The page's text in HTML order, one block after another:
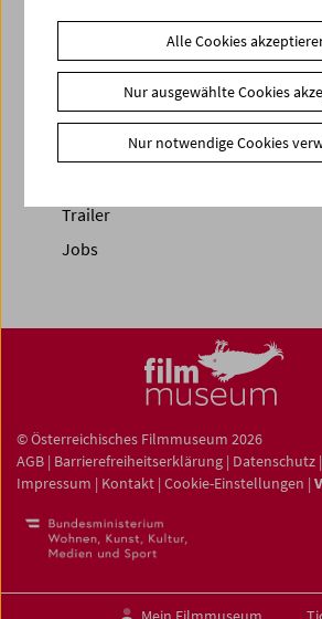
News Archiv
Newsletter
Fotos unserer Gäste
Trailer
Jobs
© Österreichisches Filmmuseum 2026
AGB | Barrierefreiheitserklärung | Datenschutz |
Impressum | Kontakt | Cookie-Einstellungen |
Alle Cookies
Nur ausgewählte Cookies
Nur notwendige Cookies